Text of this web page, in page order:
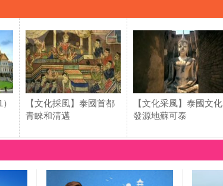
【文化採風】泰國首都
青睞和清邁
【文化采風】泰國文化
發源地蘇可泰